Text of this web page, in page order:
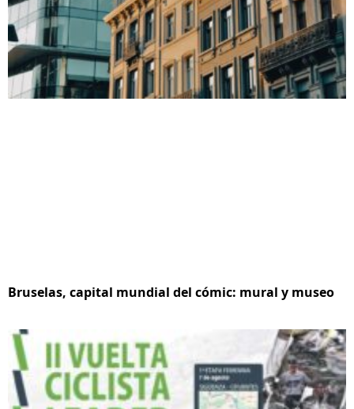
Bruselas, capital mundial del cómic: mural y museo